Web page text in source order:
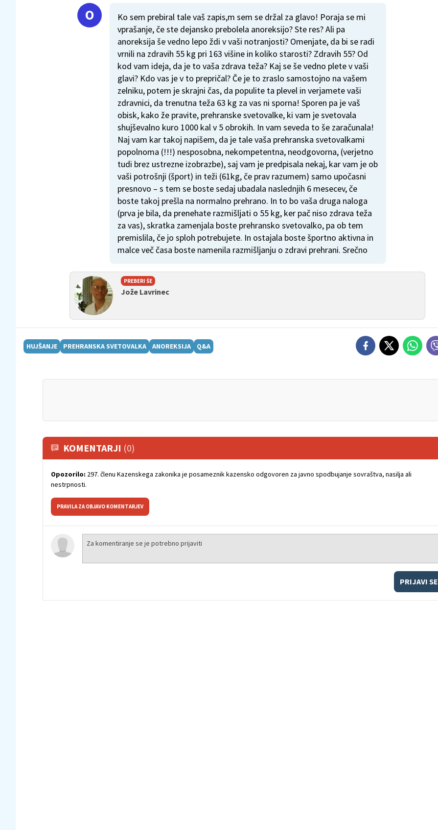
Ko sem prebiral tale vaš zapis,m sem se držal za glavo! Poraja se mi
vprašanje, če ste dejansko prebolela anoreksijo? Ste res? Ali pa
anoreksija še vedno lepo ždi v vaši notranjosti? Omenjate, da bi se radi
vrnili na zdravih 55 kg pri 163 višine in koliko starosti? Zdravih 55? Od
kod vam ideja, da je to vaša zdrava teža? Kaj se še vedno plete v vaši
glavi? Kdo vas je v to prepričal? Če je to zraslo samostojno na vašem
zelniku, potem je skrajni čas, da populite ta plevel in verjamete vaši
zdravnici, da trenutna teža 63 kg za vas ni sporna! Sporen pa je vaš
obisk, kako že pravite, prehranske svetovalke, ki vam je svetovala
shujševalno kuro 1000 kal v 5 obrokih. In vam seveda to še zaračunala!
Naj vam kar takoj napišem, da je tale vaša prehranska svetovalkami
popolnoma (!!!) nesposobna, nekompetentna, neodgovorna, (verjetno
tudi brez ustrezne izobrazbe), saj vam je predpisala nekaj, kar vam je ob
vaši potrošnji (šport) in teži (61kg, če prav razumem) samo upočasni
presnovo – s tem se boste sedaj ubadala naslednjih 6 mesecev, če
boste takoj prešla na normalno prehrano. In to bo vaša druga naloga
(prva je bila, da prenehate razmišljati o 55 kg, ker pač niso zdrava teža
za vas), skratka zamenjala boste prehransko svetovalko, pa ob tem
premislila, če jo sploh potrebujete. In ostajala boste športno aktivna in
malce več časa boste namenila razmišljanju o zdravi prehrani. Srečno
PREBERI ŠE
Jože Lavrinec
HUJŠANJE PREHRANSKA SVETOVALKA ANOREKSIJA Q&A
KOMENTARJI (0)
Opozorilo: 297. členu Kazenskega zakonika je posameznik kazensko odgovoren za javno spodbujanje sovraštva, nasilja ali
nestrpnosti.
PRAVILA ZA OBJAVO KOMENTARJEV
PRIJAVI SE